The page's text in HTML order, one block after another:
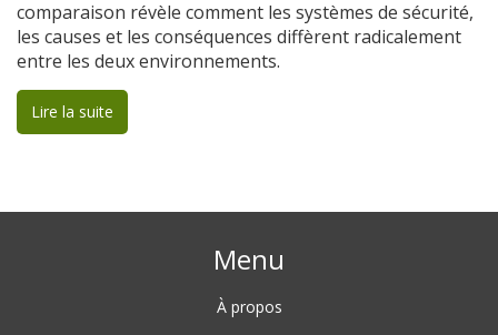
comparaison révèle comment les systèmes de sécurité,
les causes et les conséquences diffèrent radicalement
entre les deux environnements.
Lire la suite
Menu
À propos